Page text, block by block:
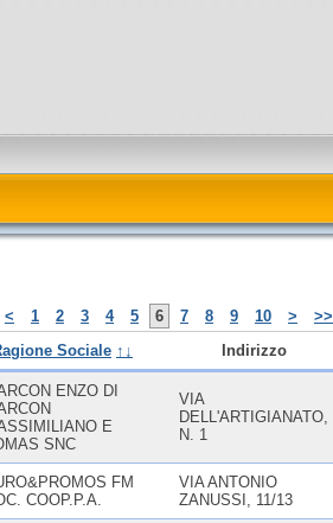
< 1 2 3 4 5 6 7 8 9 10 >
>>
Sociale ↑↓ Indirizzo
ENZO DI
E
SNC
VIA
DELL'ARTIGIANATO,
N. 1
FM
COOP.P.A.
VIA ANTONIO
ZANUSSI, 11/13